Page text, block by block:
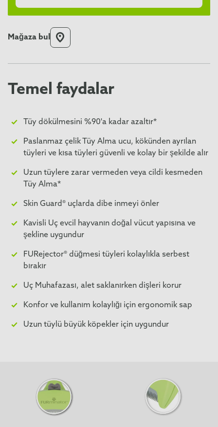
Mağaza bul
Temel faydalar
Tüy dökülmesini %90'a kadar azaltır*
Paslanmaz çelik Tüy Alma ucu, kökünden ayrılan
tüyleri ve kısa tüyleri güvenli ve kolay bir şekilde alır
Uzun tüylere zarar vermeden veya cildi kesmeden
Tüy Alma*
Skin Guard® uçlarda dibe inmeyi önler
Kavisli Uç evcil hayvanın doğal vücut yapısına ve
şekline uygundur
FURejector® düğmesi tüyleri kolaylıkla serbest
bırakır
Uç Muhafazası, alet saklanırken dişleri korur
Konfor ve kullanım kolaylığı için ergonomik sap
Uzun tüylü büyük köpekler için uygundur